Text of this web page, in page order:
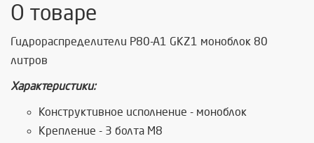
О товаре
Гидрoраспределители Р80-А1 GKZ1 моноблок 80
литров
Характеристики:
Конструктивное исполнение - моноблок
Крепление - 3 болта М8